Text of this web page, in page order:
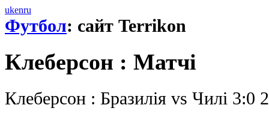
ukenru
Футбол: сайт Terrikon
Клеберсон : Матчi
Клеберсон : Бразилія vs Чилі 3:0